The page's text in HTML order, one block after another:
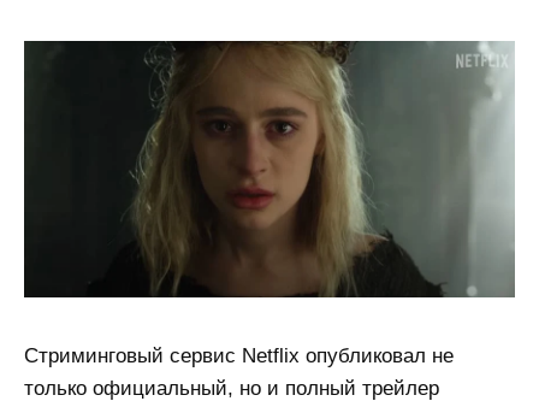
Стриминговый сервис Netflix опубликовал не
только официальный, но и полный трейлер